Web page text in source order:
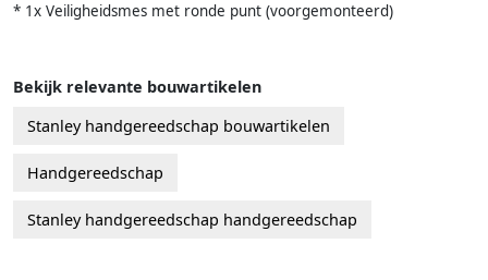
* 1x Veiligheidsmes met ronde punt (voorgemonteerd)
Bekijk relevante bouwartikelen
Stanley handgereedschap bouwartikelen
Handgereedschap
Stanley handgereedschap handgereedschap